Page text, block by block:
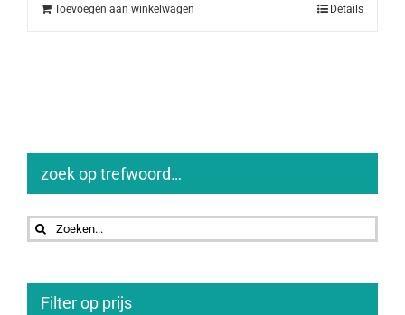
Toevoegen aan winkelwagen Details
zoek op trefwoord…
Zoeken
naar:
Filter op prijs